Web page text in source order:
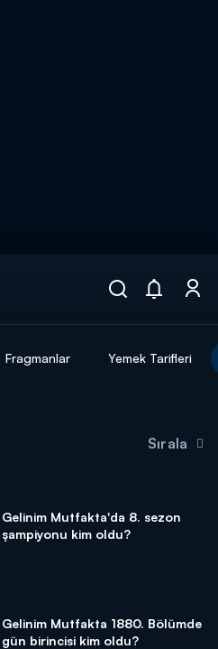
Fragmanlar Yemek Tarifleri
Sırala
Gelinim Mutfakta'da 8. sezon
şampiyonu kim oldu?
Gelinim Mutfakta 1880. Bölümde
gün birincisi kim oldu?